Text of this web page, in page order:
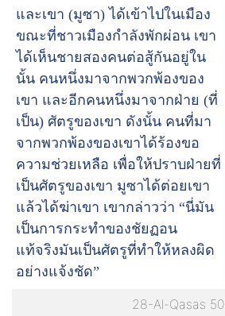
และเขา (มูซา) ได้เข้าไปในเมือง
ขณะที่ชาวเมืองกำลังพักผ่อน เขา
ได้เห็นชายสองคนต่อสู้กันอยู่ใน
นั้น คนหนึ่งมาจากพวกพ้องของ
เขา และอีกคนหนึ่งมาจากฝ่าย (ที่
เป็น) ศัตรูของเขา ดังนั้น คนที่มา
จากพวกพ้องของเขาได้ร้องขอ
ความช่วยเหลือ เพื่อให้ปราบฝ่ายที่
เป็นศัตรูของเขา มูซาได้ต่อยเขา
แล้วได้ฆ่าเขา เขากล่าวว่า “นี่มัน
เป็นการกระทำของชัยฏอน
แท้จริงมันเป็นศัตรูที่ทำให้หลงผิด
อย่างแจ้งชัด”
28-Al-Qasas 50